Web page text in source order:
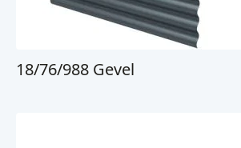
18/76/988 Gevel